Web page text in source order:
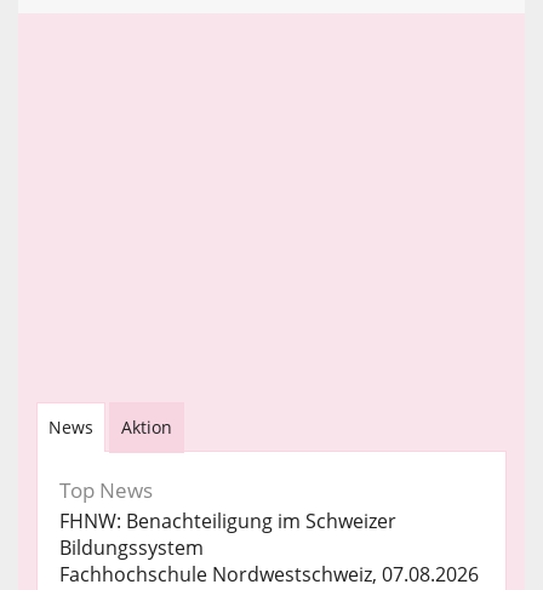
News Aktion
Top News
FHNW: Benachteiligung im Schweizer
Bildungssystem
Fachhochschule Nordwestschweiz, 07.08.2026